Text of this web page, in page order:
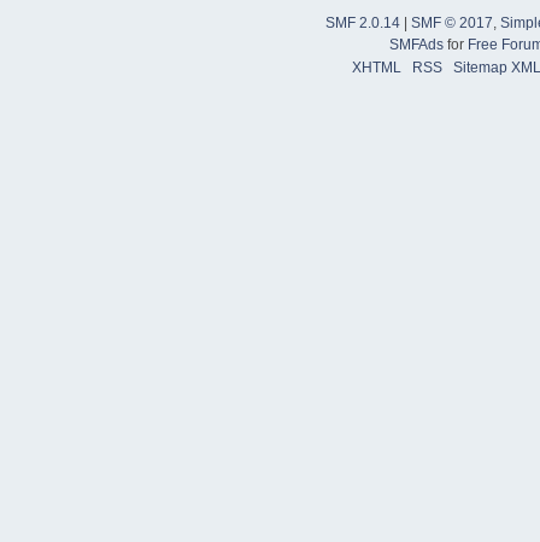
SMF 2.0.14 SMF © 2017
SMFAdsfor Free
XHTML
RSS Sitemap XML